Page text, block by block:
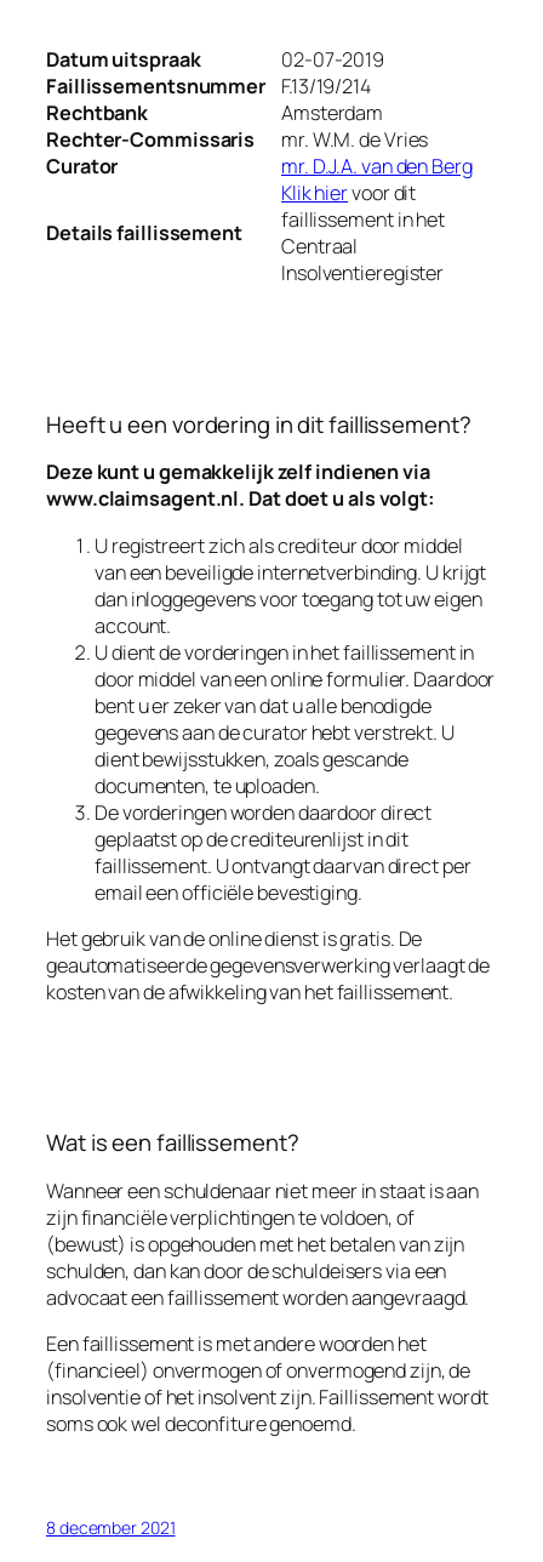
Datum uitspraak
02-07-2019
Faillissementsnummer
F.13/19/214
Rechtbank
Amsterdam
Rechter-Commissaris
mr. W.M. de Vries
Curator
mr. D.J.A. van den Berg
Details faillissement
Klik hiervoor dit
faillissement in het
Centraal
Insolventieregister
Heeft u een vordering in dit faillissement?
Deze kunt u gemakkelijk zelf indienen via
www.claimsagent.nl. Dat doet u als volgt:
U registreert zich als crediteur door middel
van een beveiligde internetverbinding. U krijgt
dan inloggegevens voor toegang tot uw eigen
account.
U dient de vorderingen in het faillissement in
door middel van een online formulier. Daardoor
bent u er zeker van dat u alle benodigde
gegevens aan de curator hebt verstrekt. U
dient bewijsstukken, zoals gescande
documenten, te uploaden.
De vorderingen worden daardoor direct
geplaatst op de crediteurenlijst in dit
faillissement. U ontvangt daarvan direct per
email een officiële bevestiging.
Het gebruik van de online dienst is gratis. De
geautomatiseerde gegevensverwerking verlaagt de
kosten van de afwikkeling van het faillissement.
Wat is een faillissement?
Wanneer een schuldenaar niet meer in staat is aan
zijn financiële verplichtingen te voldoen, of
(bewust) is opgehouden met het betalen van zijn
schulden, dan kan door de schuldeisers via een
advocaat een faillissement worden aangevraagd.
Een faillissement is met andere woorden het
(financieel) onvermogen of onvermogend zijn, de
insolventie of het insolvent zijn. Faillissement wordt
soms ook wel deconfiture genoemd.
8 december 2021